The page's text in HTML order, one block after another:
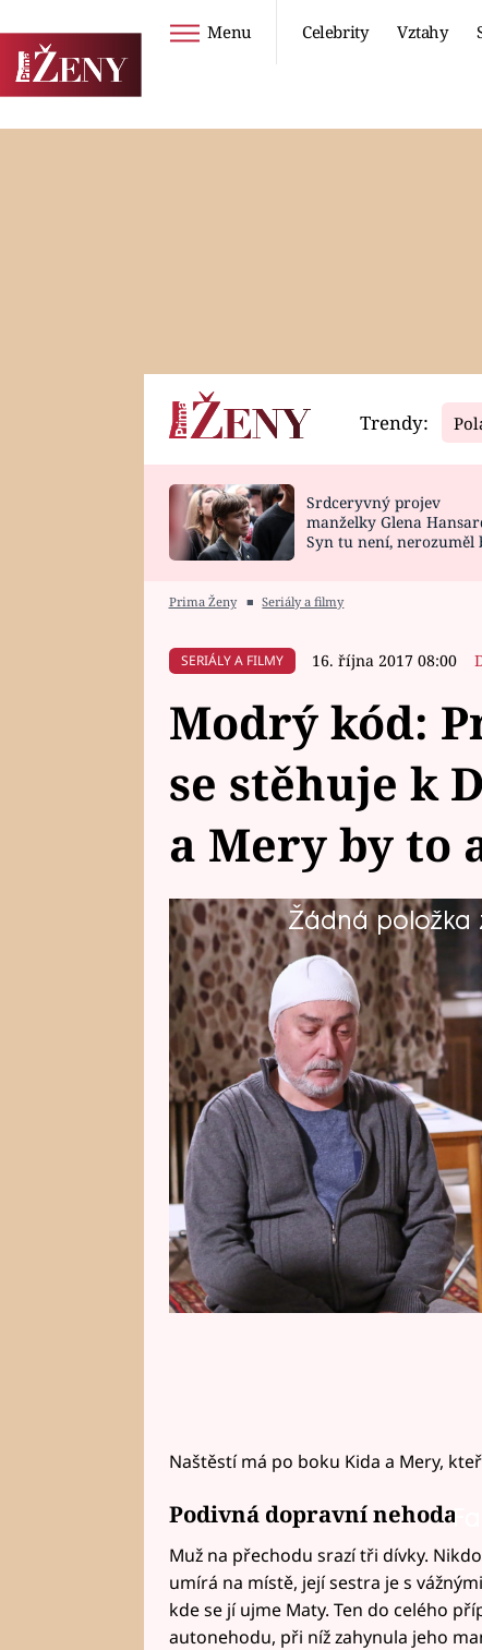
Menu Celebrity Vztahy
Horoskopy
HOROSKOP NA
Video
CELEBRITY
VAŘENÍ
Trendy:
Srdceryvný projev
manželky Glena
Syn tu není, nerozuměl
Prima Ženy ■ Seriály a filmy
SERIÁLY A FILMY 16. října 2017 08:00
Modrý kód:
se stěhuje k
a Mery by to
Žádná položka
David Hofbauer začíná bojovat
soukromou kliniku, ale nechat
má být převezen k něm domů,
není schopen ničeho,
nemohoucího otce.
Naštěstí má po boku Kida a Mery,
Podivná dopravní nehoda
Muž na přechodu srazí tři dívky.
umírá na místě, její sestra je s
kde se jí ujme Maty. Ten do celého
autonehodu, při níž zahynula jeho